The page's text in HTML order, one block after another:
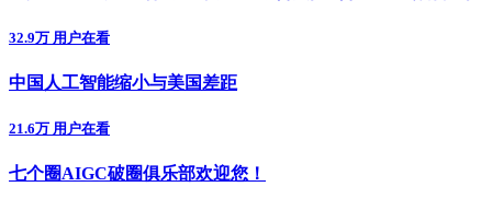
32.9万 用户在看
中国人工智能缩小与美国差距
21.6万 用户在看
七个圈AIGC破圈俱乐部欢迎您！